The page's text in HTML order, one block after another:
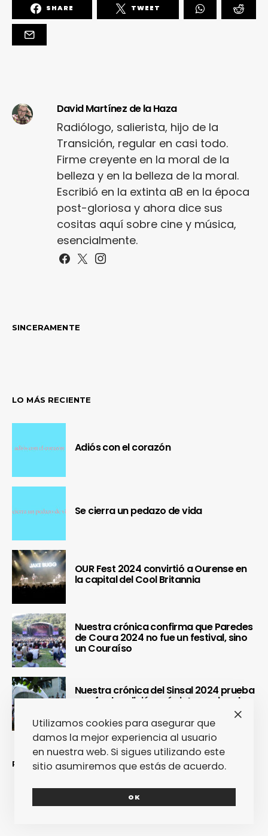
SHARE TWEET
David Martínez de la Haza
Radiólogo, salierista, hijo de la
Transición, regular en casi todo.
Firme creyente en la moral de la
belleza y en la belleza de la moral.
Escribió en la extinta aB en la época
post-gloriosa y ahora dice sus
cositas aquí sobre cine y música,
esencialmente.
SINCERAMENTE
LO MÁS RECIENTE
Adiós con el corazón
Se cierra un pedazo de vida
OUR Fest 2024 convirtió a Ourense en
la capital del Cool Britannia
Nuestra crónica confirma que Paredes
de Coura 2024 no fue un festival, sino
un Couraíso
Nuestra crónica del Sinsal 2024 prueba
que fue la edición más internacional y
REDES SOCIALES
Utilizamos cookies para asegurar que
damos la mejor experiencia al usuario
en nuestra web. Si sigues utilizando este
sitio asumiremos que estás de acuerdo.
OK